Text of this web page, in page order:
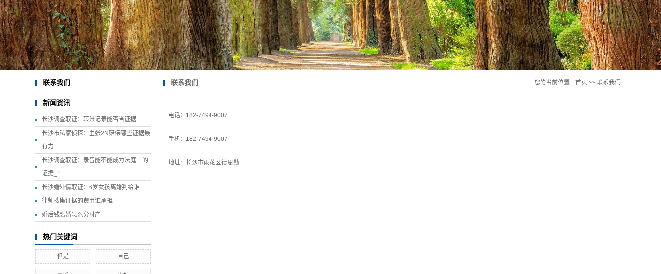
联系我们
新闻资讯
长沙调查取证：转账记录能否当证据
长沙市私家侦探：主张2N赔偿哪些证据最
有力
长沙调查取证：录音能不能成为法庭上的
证据_1
长沙婚外情取证：6岁女孩离婚判给谁
律师搜集证据的费用谁承担
婚后钱离婚怎么分财产
热门关键词
但是 自己
联系我们 您的当前位置： 首页 >> 联系我们
电话：182-7494-9007
手机：182-7494-9007
地址：长沙市雨花区德思勤